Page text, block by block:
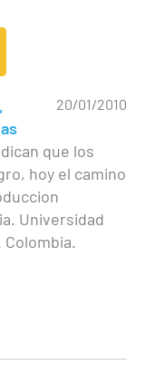
20/01/2010
que los
hoy el camino
Universidad
Colombia.